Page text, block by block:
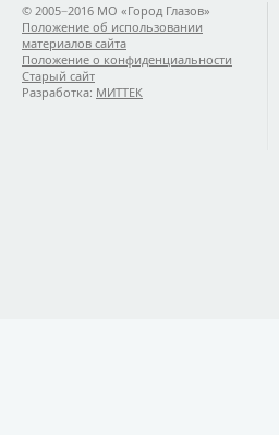
© 2005−2016 МО «Город Глазов»
Положение об использовании
материалов сайта
Положение о конфиденциальности
Старый сайт
Разработка: МИТТЕК